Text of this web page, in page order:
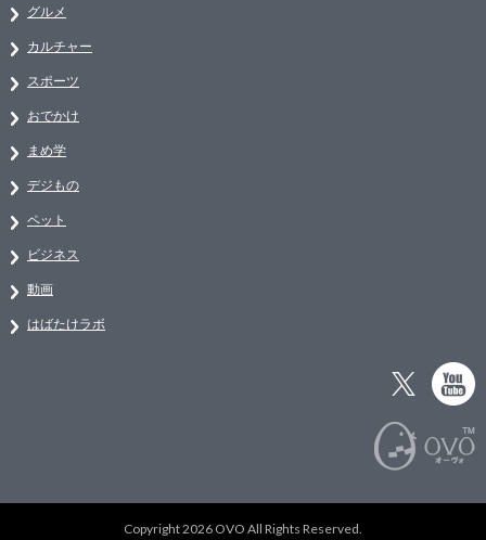
グルメ
カルチャー
スポーツ
おでかけ
まめ学
デジもの
ペット
ビジネス
動画
はばたけラボ
Copyright 2026 OVO All Rights Reserved.